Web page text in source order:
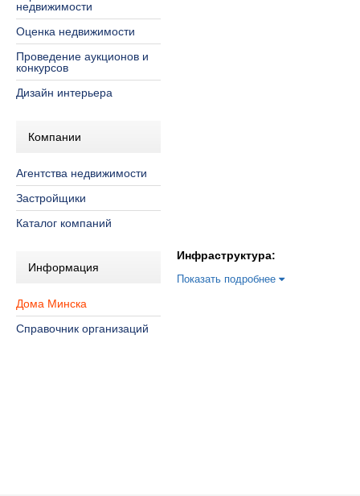
недвижимости
Оценка недвижимости
Проведение аукционов и
конкурсов
Дизайн интерьера
Компании
Агентства недвижимости
Застройщики
Каталог компаний
Информация
Дома Минска
Справочник организаций
Инфраструктура:
Показать подробнее